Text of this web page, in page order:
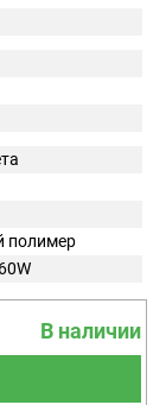
полимер
В наличии